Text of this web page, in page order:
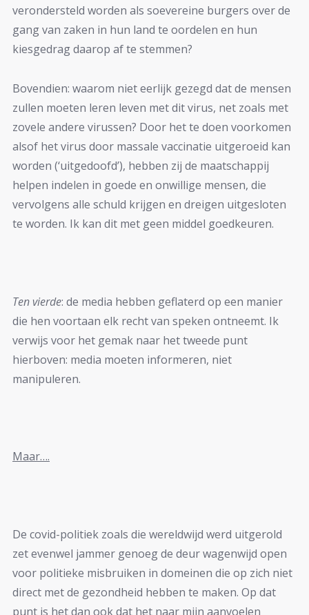
verondersteld worden als soevereine burgers over de
gang van zaken in hun land te oordelen en hun
kiesgedrag daarop af te stemmen?
Bovendien: waarom niet eerlijk gezegd dat de mensen
zullen moeten leren leven met dit virus, net zoals met
zovele andere virussen? Door het te doen voorkomen
alsof het virus door massale vaccinatie uitgeroeid kan
worden (‘uitgedoofd’), hebben zij de maatschappij
helpen indelen in goede en onwillige mensen, die
vervolgens alle schuld krijgen en dreigen uitgesloten
te worden. Ik kan dit met geen middel goedkeuren.
Ten vierde: de media hebben geflaterd op een manier
die hen voortaan elk recht van speken ontneemt. Ik
verwijs voor het gemak naar het tweede punt
hierboven: media moeten informeren, niet
manipuleren.
Maar….
De covid-politiek zoals die wereldwijd werd uitgerold
zet evenwel jammer genoeg de deur wagenwijd open
voor politieke misbruiken in domeinen die op zich niet
direct met de gezondheid hebben te maken. Op dat
punt is het dan ook dat het naar mijn aanvoelen